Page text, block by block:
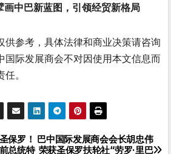
中巴新蓝图，引领经贸新格局
供参考，具体法律和商业决策请咨询
国际发展商会不对因使用本文信息而
。
巴中国际发展商会会长胡忠伟
荣获圣保罗扶轮社“劳罗·里巴
保罗！
总统特